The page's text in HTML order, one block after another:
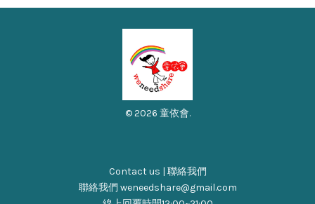
© 2026 童依會.
Contact us | 聯絡我們
聯絡我們 weneedshare@gmail.com